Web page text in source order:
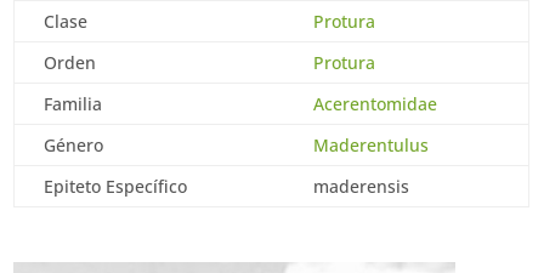
Clase
Protura
Orden
Protura
Familia
Acerentomidae
Género
Maderentulus
Epiteto Específico
maderensis